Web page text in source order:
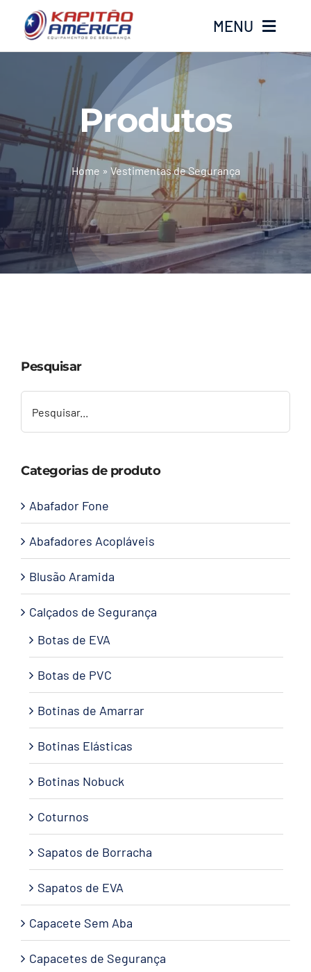
o
MENU
Produtos
Calçados
Luvas
Altura
Contato
Produtos
Home » Vestimentas de Segurança
Pesquisar
Categorias de produto
Abafador Fone
Abafadores Acopláveis
Blusão Aramida
Calçados de Segurança
Botas de EVA
Botas de PVC
Botinas de Amarrar
Botinas Elásticas
Botinas Nobuck
Coturnos
Sapatos de Borracha
Sapatos de EVA
Capacete Sem Aba
Capacetes de Segurança